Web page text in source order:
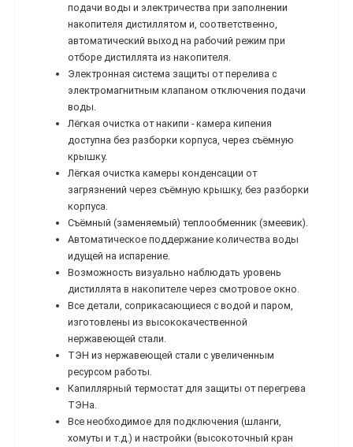
подачи воды и электричества при заполнении
накопителя дистиллятом и, соответственно,
автоматический выход на рабочий режим при
отборе дистиллята из накопителя.
Электронная система защиты от перелива с
электромагнитным клапаном отключения подачи
воды.
Лёгкая очистка от накипи - камера кипения
доступна без разборки корпуса, через съёмную
крышку.
Лёгкая очистка камеры конденсации от
загрязнений через съёмную крышку, без разборки
корпуса.
Съёмный (заменяемый) теплообменник (змеевик).
Автоматическое поддержание количества воды
идущей на испарение.
Возможность визуально наблюдать уровень
дистиллята в накопителе через смотровое окно.
Все детали, соприкасающиеся с водой и паром,
изготовлены из высококачественной
нержавеющей стали.
ТЭН из нержавеющей стали с увеличенным
ресурсом работы.
Капиллярный термостат для защиты от перегрева
ТЭНа.
Все необходимое для подключения (шланги,
хомуты и т.д.) и настройки (высокоточный кран